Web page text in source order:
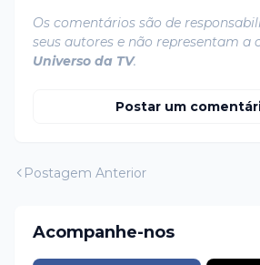
Os comentários são de
seus autores e não representam a
Universo da TV.
Postar um
Postagem Anterior
Acompanhe-nos